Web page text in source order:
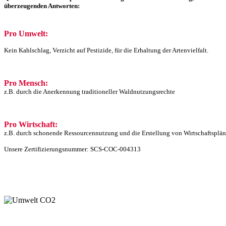
überzeugenden Antworten:
Pro Umwelt:
Kein Kahlschlag, Verzicht auf Pestizide, für die Erhaltung der Artenvielfalt.
Pro Mensch:
z.B. durch die Anerkennung traditioneller Waldnutzungsrechte
Pro Wirtschaft:
z.B. durch schonende Ressourcennutzung und die Erstellung von
Unsere Zertifizierungsnummer: SCS-COC-004313